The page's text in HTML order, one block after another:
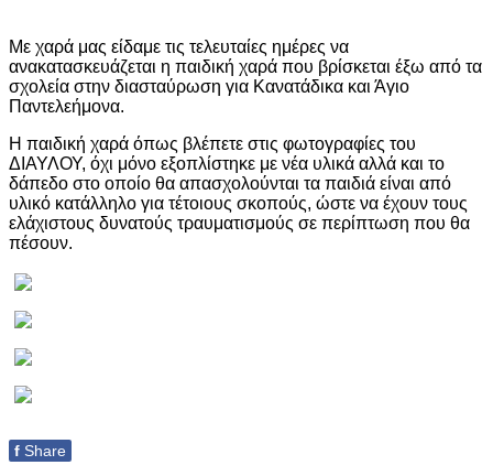
Με χαρά μας είδαμε τις τελευταίες ημέρες να
ανακατασκευάζεται η παιδική χαρά που βρίσκεται έξω από τα
σχολεία στην διασταύρωση για Κανατάδικα και Άγιο
Παντελεήμονα.
Η παιδική χαρά όπως βλέπετε στις φωτογραφίες του
ΔΙΑΥΛΟΥ, όχι μόνο εξοπλίστηκε με νέα υλικά αλλά και το
δάπεδο στο οποίο θα απασχολούνται τα παιδιά είναι από
υλικό κατάλληλο για τέτοιους σκοπούς, ώστε να έχουν τους
ελάχιστους δυνατούς τραυματισμούς σε περίπτωση που θα
πέσουν.
f Share